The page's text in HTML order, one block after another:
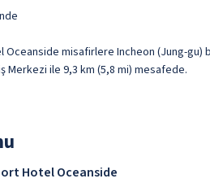
misafirlere Incheon (Jung-gu)
Merkezi ile 9,3 km (5,8 mi) mesafede.
Hotel Oceanside